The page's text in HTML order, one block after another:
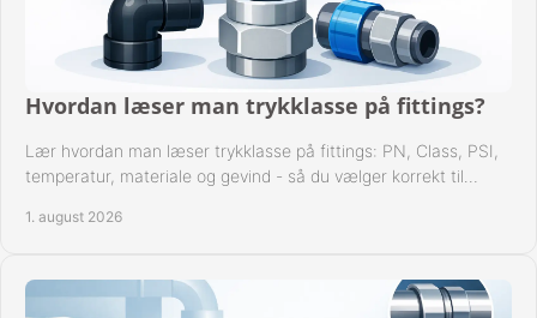
Hvordan læser man trykklasse på fittings?
Lær hvordan man læser trykklasse på fittings: PN, Class, PSI,
temperatur, materiale og gevind - så du vælger korrekt til
1. august 2026